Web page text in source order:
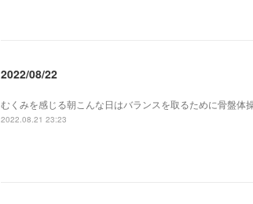
2022/08/22
むくみを感じる朝こんな日はバランスを取るために骨盤体
2022.08.21 23:23